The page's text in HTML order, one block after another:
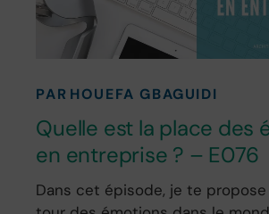
PAR HOUEFA GBAGUIDI
Quelle est la place des
en entreprise ? – E076
Dans cet épisode, je te